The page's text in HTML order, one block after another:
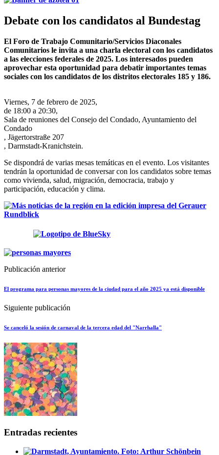
Debate con los candidatos al Bundestag
El Foro de Trabajo Comunitario/Servicios Diaconales
Comunitarios le invita a una charla electoral con los candidatos
a las elecciones federales de 2025. Los interesados ​​pueden
aprovechar esta oportunidad para debatir importantes temas
sociales con los candidatos de los distritos electorales 185 y 186.
Viernes, 7 de febrero de 2025,
de 18:00 a 20:30,
Sala de reuniones del Consejo del Condado, Ayuntamiento del
Condado
, Jägertorstraße 207
, Darmstadt-Kranichstein.
Se dispondrá de varias mesas temáticas en el evento. Los visitantes
tendrán la oportunidad de conversar con los candidatos sobre temas
como vivienda, salud, migración, democracia, trabajo y
participación, educación y clima.
Publicación anterior
El programa para personas mayores de la ciudad para el año 2025 ya está disponible
Siguiente publicación
Se canceló la sesión de carnaval de la tercera edad del "Narrhalla"
Entradas recientes